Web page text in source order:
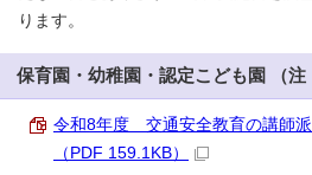
ります。
保育園・幼稚園・認定こども園 （
令和8年度 交通安全教育の講師派
（PDF 159.1KB）